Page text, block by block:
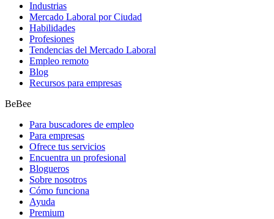
Industrias
Mercado Laboral por Ciudad
Habilidades
Profesiones
Tendencias del Mercado Laboral
Empleo remoto
Blog
Recursos para empresas
BeBee
Para buscadores de empleo
Para empresas
Ofrece tus servicios
Encuentra un profesional
Blogueros
Sobre nosotros
Cómo funciona
Ayuda
Premium